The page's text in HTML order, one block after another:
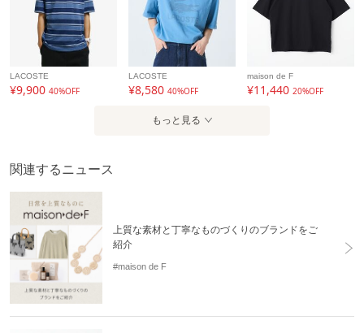
LACOSTE
¥9,900 40%OFF
LACOSTE
¥8,58040%OFF
maison de F
¥11,44020%OFF
もっと見る
関連するニュース
上質な素材と丁寧なものづくりのブランドをご
紹介
#maison de F